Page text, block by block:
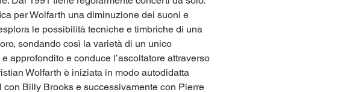
per Wolfarth una diminuzione dei suoni e
le possibilità tecniche e timbriche di una
sondando così la varietà di un unico
approfondito e conduce l’ascoltatore attraverso
Wolfarth è iniziata in modo autodidatta
Billy Brooks e successivamente con Pierre